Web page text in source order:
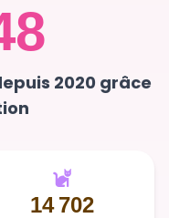
2020 grâce
14 702